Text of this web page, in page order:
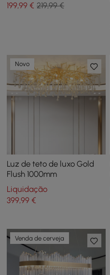
199,99 € 219,99 €
Novo
Luz de teto de luxo Gold
Flush 1000mm
Liquidação
399,99 €
Venda de cerveja